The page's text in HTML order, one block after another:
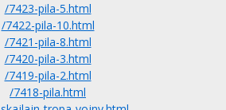
/7423-pila-5.html
/7422-pila-10.html
/7421-pila-8.html
/7420-pila-3.html
/7419-pila-2.html
/7418-pila.html